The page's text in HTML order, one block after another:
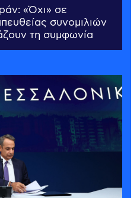
«Όχι» σε
συνομιλιών
τη συμφωνία